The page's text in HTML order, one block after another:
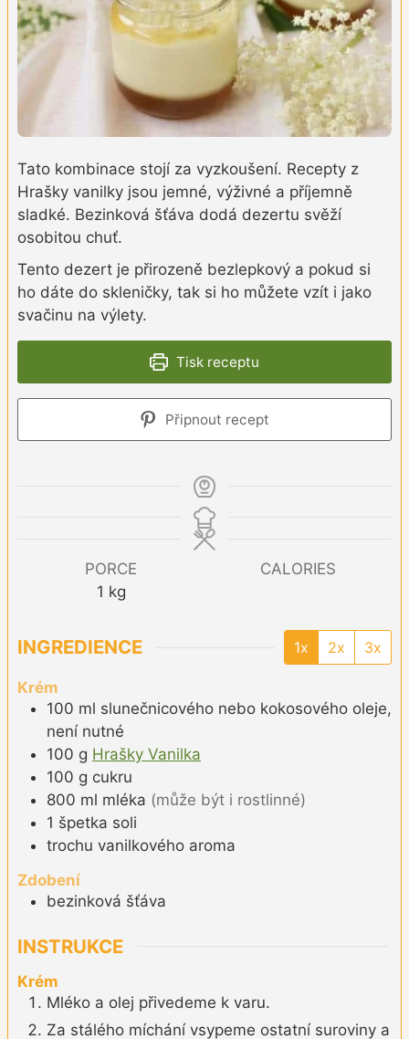
Tato kombinace stojí za vyzkoušení. Recepty z
Hrašky vanilky jsou jemné, výživné a příjemně
sladké. Bezinková šťáva dodá dezertu svěží
osobitou chuť.
Tento dezert je přirozeně bezlepkový a pokud si
ho dáte do skleničky, tak si ho můžete vzít i jako
svačinu na výlety.
Tisk receptu
Připnout recept
PORCE
1 kg
CALORIES
INGREDIENCE 1x 2x 3x
Krém
100 ml slunečnicového nebo kokosového oleje,
není nutné
100 g Hrašky Vanilka
100 g cukru
800 ml mléka (může být i rostlinné)
1 špetka soli
trochu vanilkového aroma
Zdobení
bezinková šťáva
INSTRUKCE
Krém
Mléko a olej přivedeme k varu.
Za stálého míchání vsypeme ostatní suroviny a